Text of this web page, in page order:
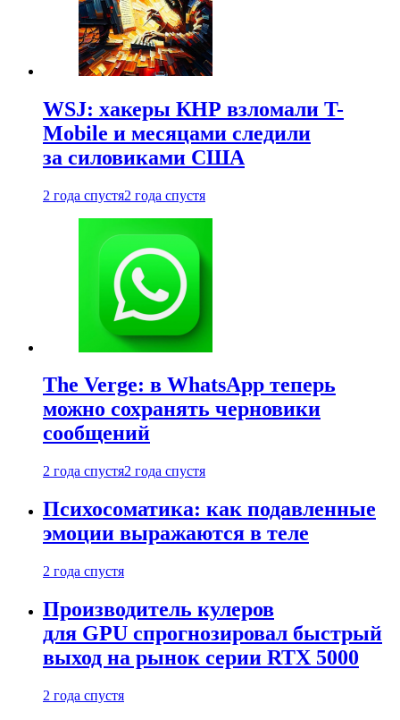
WSJ: хакеры КНР взломали T-
Mobile и месяцами следили
за силовиками США
2 года спустя2 года спустя
The Verge: в WhatsApp теперь
можно сохранять черновики
сообщений
2 года спустя2 года спустя
Психосоматика: как подавленные
эмоции выражаются в теле
2 года спустя
Производитель кулеров
для GPU спрогнозировал быстрый
выход на рынок серии RTX 5000
2 года спустя